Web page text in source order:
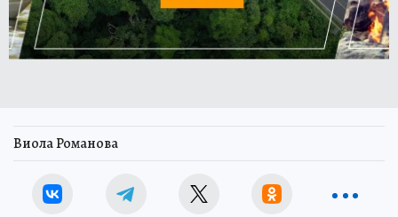
Виола Романова